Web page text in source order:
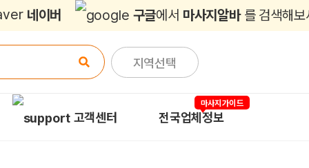
네이버 구글에서 마사지알바 를 검색해보
지역선택
고객센터 전국업체정보
마사지가이드